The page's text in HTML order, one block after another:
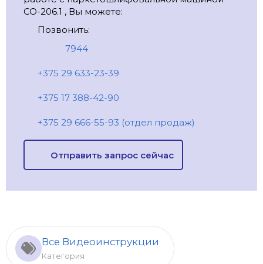
СО-206.1 , Вы можете:
Позвонить:
7944
+375 29 633-23-39
+375 17 388-42-90
+375 29 666-55-93 (отдел продаж)
Отправить запрос сейчас
Все Видеоинструкции
Категория